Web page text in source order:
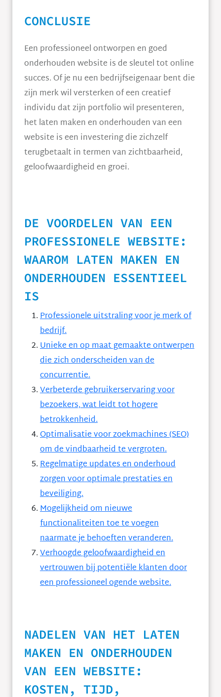
CONCLUSIE
Een professioneel ontworpen en goed
onderhouden website is de sleutel tot online
succes. Of je nu een bedrijfseigenaar bent die
zijn merk wil versterken of een creatief
individu dat zijn portfolio wil presenteren,
het laten maken en onderhouden van een
website is een investering die zichzelf
terugbetaalt in termen van zichtbaarheid,
geloofwaardigheid en groei.
DE VOORDELEN VAN EEN
PROFESSIONELE WEBSITE:
WAAROM LATEN MAKEN EN
ONDERHOUDEN ESSENTIEEL
IS
Professionele uitstraling voor je merk of
bedrijf.
Unieke en op maat gemaakte ontwerpen
die zich onderscheiden van de
concurrentie.
Verbeterde gebruikerservaring voor
bezoekers, wat leidt tot hogere
betrokkenheid.
Optimalisatie voor zoekmachines (SEO)
om de vindbaarheid te vergroten.
Regelmatige updates en onderhoud
zorgen voor optimale prestaties en
beveiliging.
Mogelijkheid om nieuwe
functionaliteiten toe te voegen
naarmate je behoeften veranderen.
Verhoogde geloofwaardigheid en
vertrouwen bij potentiële klanten door
een professioneel ogende website.
NADELEN VAN HET LATEN
MAKEN EN ONDERHOUDEN
VAN EEN WEBSITE:
KOSTEN, TIJD,